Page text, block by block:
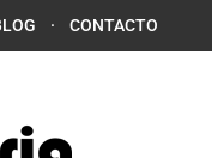
·CONTACTO